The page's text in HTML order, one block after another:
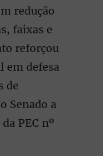
redução
faixas e
reforçou
em defesa
de
Senado a
PEC nº